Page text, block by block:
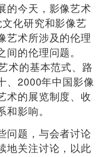
的今天，影像艺术
化研究和影像艺
艺术所涉及的伦理
的伦理问题。
术的基本范式、路
、2000年中国影像
术的展览制度、收
影响。
题，与会者讨论
地关注讨论，以此